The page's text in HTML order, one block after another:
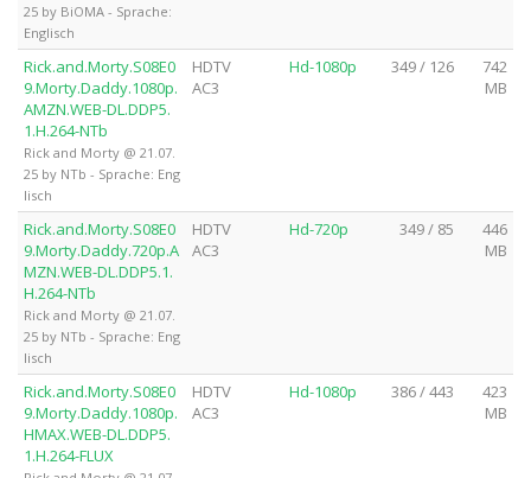
25 by BiOMA - Sprache:
Englisch
Rick.and.Morty.S08E0
9.Morty.Daddy.1080p.
AMZN.WEB-DL.DDP5.
1.H.264-NTb
Rick and Morty @ 21.07.
25 by NTb - Sprache: Eng
lisch
HDTV
AC3
Hd-1080p 349 / 126
742
MB
Rick.and.Morty.S08E0
9.Morty.Daddy.720p.A
MZN.WEB-DL.DDP5.1.
H.264-NTb
Rick and Morty @ 21.07.
25 by NTb - Sprache: Eng
lisch
HDTV
AC3
Hd-720p 349 / 85
446
MB
Rick.and.Morty.S08E0
9.Morty.Daddy.1080p.
HMAX.WEB-DL.DDP5.
1.H.264-FLUX
HDTV
AC3
Hd-1080p 386 / 443
423
MB